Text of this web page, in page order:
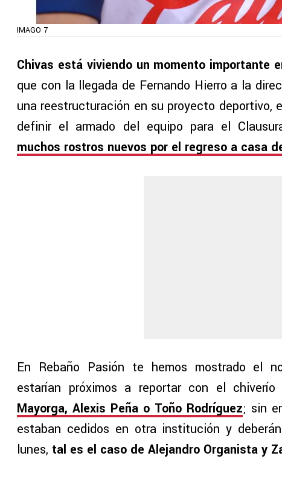
IMAGO 7
Chivas está viviendo un momento importante
que con la llegada de Fernando Hierro a la
una reestructuración en su proyecto deportivo,
definir el armado del equipo para el
muchos rostros nuevos por el regreso a casa
En Rebaño Pasión te hemos mostrado el
estarían próximos a reportar con el
Mayorga, Alexis Peña o Toño Rodríguez; sin
estaban cedidos en otra institución y
lunes, tal es el caso de Alejandro Organista y